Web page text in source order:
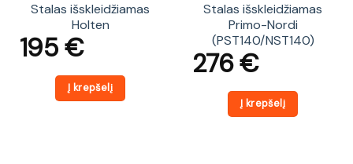
Stalas išskleidžiamas
Holten
195€
Į krepšelį
Stalas išskleidžiamas
Primo-Nordi
(PST140/NST140)
276€
Į krepšelį